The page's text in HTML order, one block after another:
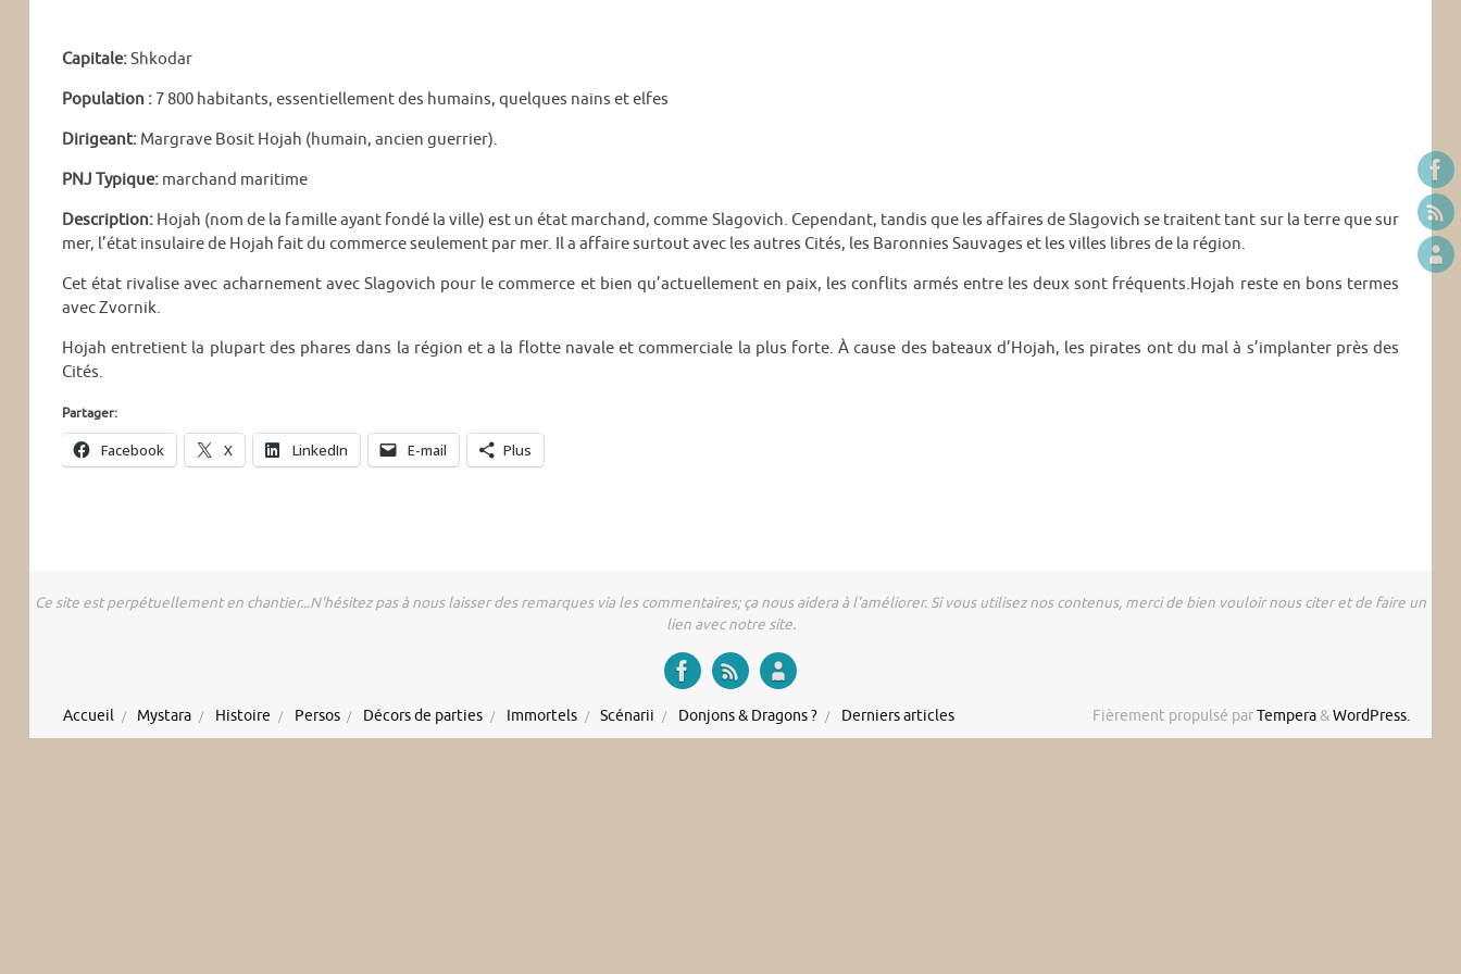
Capitale:Shkodar
Population : 7 800 habitants, essentiellement des humains, quelques nains et elfes
Dirigeant: Margrave Bosit Hojah (humain, ancien guerrier).
PNJ Typique: marchand maritime
Description: Hojah (nom de la famille ayant fondé la ville) est un état marchand, comme Slagovich. Cependant, tandis que les affaires de Slagovich se traitent tant sur la terre que sur
mer, l’état insulaire de Hojah fait du commerce seulement par mer. Il a affaire surtout avec les autres Cités, les Baronnies Sauvages et les villes libres de la région.
Cet état rivalise avec acharnement avec Slagovich pour le commerce et bien qu’actuellement en paix, les conflits armés entre les deux sont fréquents.Hojah reste en bons termes
avec Zvornik.
Hojah entretient la plupart des phares dans la région et a la flotte navale et commerciale la plus forte. À cause des bateaux d’Hojah, les pirates ont du mal à s’implanter près des
Cités.
Partager:
Facebook X LinkedIn E-mail Plus
Ce site est perpétuellement en chantier...N'hésitez pas à nous laisser des remarques via les commentaires; ça nous aidera à l'améliorer. Si vous utilisez nos contenus, merci de bien vouloir nous citer et de faire un
lien avec notre site.
Accueil Mystara Histoire Persos Décors de parties Immortels Scénarii Donjons & Dragons ? Derniers articles Fièrement propulsé parTempera&WordPress.